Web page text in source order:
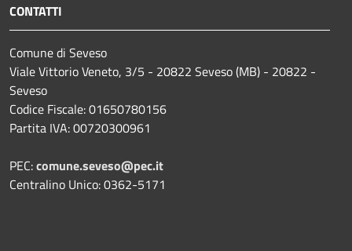
CONTATTI
Comune di Seveso
Viale Vittorio Veneto, 3/5 - 20822 Seveso (MB) - 20822 -
Seveso
Codice Fiscale: 01650780156
Partita IVA: 00720300961
PEC:comune.seveso@pec.it
Centralino Unico: 0362-5171